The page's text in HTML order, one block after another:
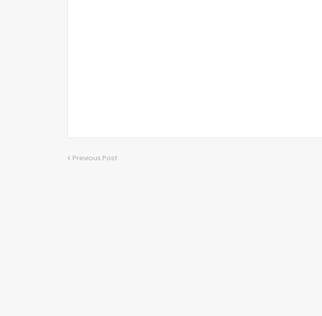
Previous Post